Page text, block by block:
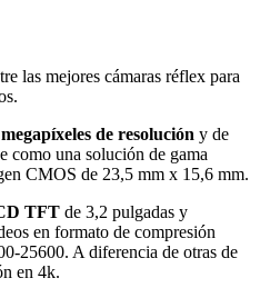
las mejores cámaras réflex para
de resolución y de
como una solución de gama
CMOS de 23,5 mm x 15,6 mm.
TFT de 3,2 pulgadas y
en formato de compresión
25600. A diferencia de otras de
en 4k.